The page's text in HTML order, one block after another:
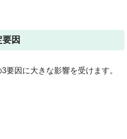
因
要因に大きな影響を受けます。